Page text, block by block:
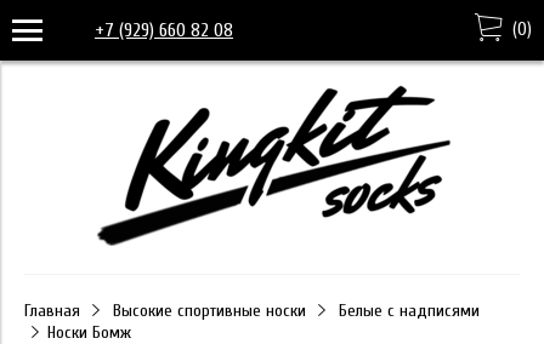
+7 (929) 660 82 08 (0)
Главная Высокие спортивные носки
Белые с надписями
Носки Бомж